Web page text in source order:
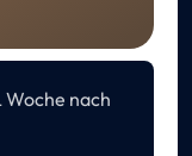
Woche nach